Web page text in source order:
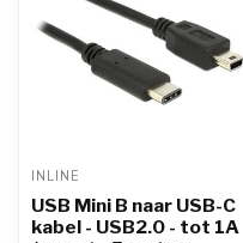
INLINE
USB Mini B naar USB-C
kabel - USB2.0 - tot 1A